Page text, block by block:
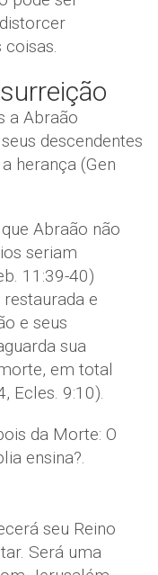
a Abraão
descendentes
herança (Gen
Abraão não
seriam
11:39-40)
e
e seus
sua
em total
Ecles. 9:10).
da Morte: O
ensina?.
seu Reino
Será uma